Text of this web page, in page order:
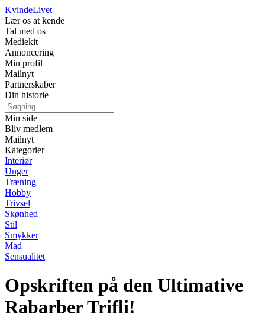
KvindeLivet
Lær os at kende
Tal med os
Mediekit
Annoncering
Min profil
Mailnyt
Partnerskaber
Din historie
Min side
Bliv medlem
Mailnyt
Kategorier
Interiør
Unger
Træning
Hobby
Trivsel
Skønhed
Stil
Smykker
Mad
Sensualitet
Opskriften på den Ultimative
Rabarber Trifli!